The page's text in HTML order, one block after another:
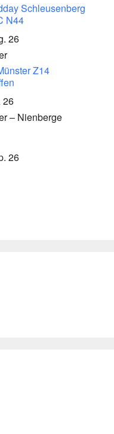
Schleusenberg
N44
26
Z14
26
– Nienberge
26